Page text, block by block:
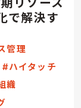
リソース
で解決す
管理
#ハイタッチ
織